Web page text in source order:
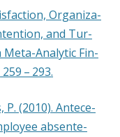
Orga­niza­
and Tur­
Meta-Ana­ly­tic Fin­
259 – 293.
P. (2010). Ante­ce­
absen­te­